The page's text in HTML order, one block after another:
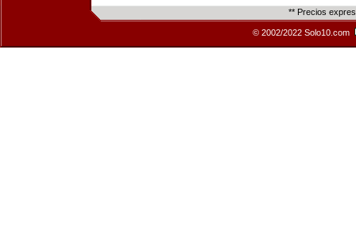
** Precios
© 2002/2022 Solo10.com